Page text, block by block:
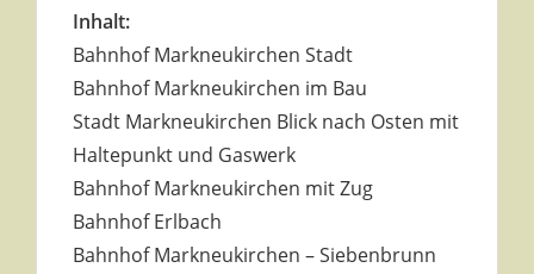
Inhalt:
Bahnhof Markneukirchen Stadt
Bahnhof Markneukirchen im Bau
Stadt Markneukirchen Blick nach Osten mit
Haltepunkt und Gaswerk
Bahnhof Markneukirchen mit Zug
Bahnhof Erlbach
Bahnhof Markneukirchen – Siebenbrunn